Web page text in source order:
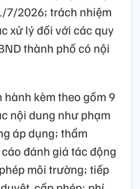
7/2026; trách nhiệm
xử lý đối với các quy
thành phố có nội
kèm theo gồm 9
nội dung như phạm
áp dụng; thẩm
đánh giá tác động
môi trường; tiếp